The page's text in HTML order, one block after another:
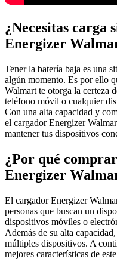
¿Necesitas carga
Energizer
Tener la batería baja es una
algún momento. Es por ello
Walmart te otorga la certeza
teléfono móvil o cualquier
Con una alta capacidad y
el cargador Energizer
mantener tus dispositivos
¿Por qué
Energizer
El cargador Energizer
personas que buscan un
dispositivos móviles o
Además de su alta
múltiples dispositivos. A
mejores características de